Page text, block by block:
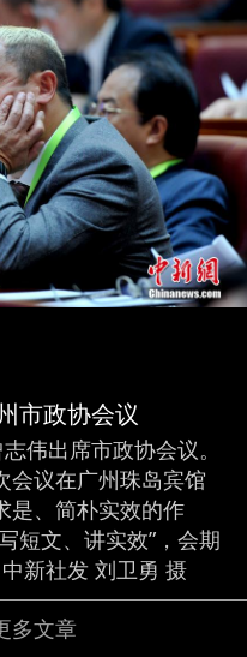
市政协会议
伟出席市政协会议。
会议在广州珠岛宾馆
是、简朴实效的作
短文、讲实效”，会期
新社发 刘卫勇 摄
多文章